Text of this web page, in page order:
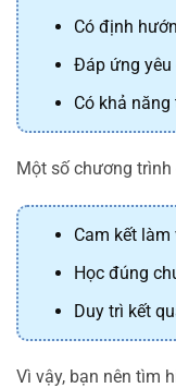
Có định
Đáp ứng yêu
Có khả
Một số chương trình
Cam kết
Học đúng
Duy trì kết
Vì vậy, bạn nên tìm